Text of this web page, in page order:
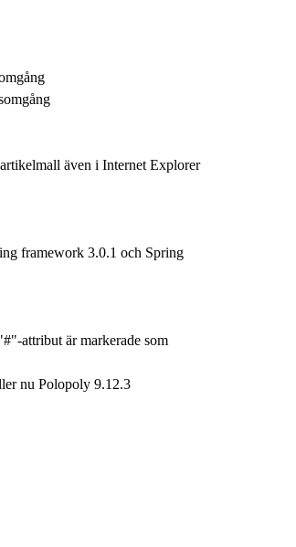
även i Internet Explorer
framework 3.0.1 och Spring
attribut är markerade som
nu Polopoly 9.12.3